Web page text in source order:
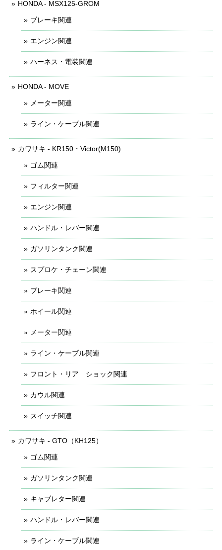
HONDA - MSX125-GROM
ブレーキ関連
エンジン関連
ハーネス・電装関連
HONDA - MOVE
メーター関連
ライン・ケーブル関連
カワサキ - KR150・Victor(M150)
ゴム関連
フィルター関連
エンジン関連
ハンドル・レバー関連
ガソリンタンク関連
スプロケ・チェーン関連
ブレーキ関連
ホイール関連
メーター関連
ライン・ケーブル関連
フロント・リア ショック関連
カウル関連
スイッチ関連
カワサキ - GTO（KH125）
ゴム関連
ガソリンタンク関連
キャブレター関連
ハンドル・レバー関連
ライン・ケーブル関連